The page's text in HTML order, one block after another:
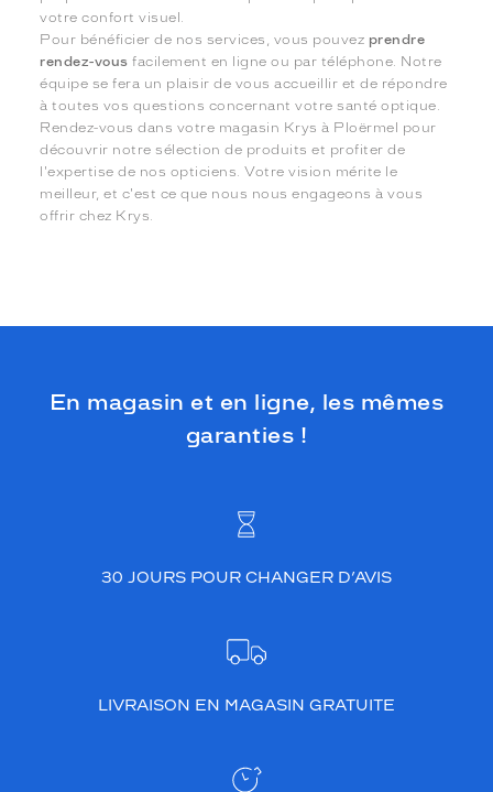
votre confort visuel.
Pour bénéficier de nos services, vous pouvez prendre
rendez-vous facilement en ligne ou par téléphone. Notre
équipe se fera un plaisir de vous accueillir et de répondre
à toutes vos questions concernant votre santé optique.
Rendez-vous dans votre magasin Krys à Ploërmel pour
découvrir notre sélection de produits et profiter de
l'expertise de nos opticiens. Votre vision mérite le
meilleur, et c'est ce que nous nous engageons à vous
offrir chez Krys.
En magasin et en ligne, les mêmes
garanties !
30 JOURS POUR CHANGER D’AVIS
LIVRAISON EN MAGASIN GRATUITE